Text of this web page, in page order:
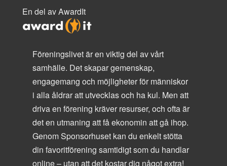
En del av AwardIt
Föreningslivet är en viktig del av vårt
samhälle. Det skapar gemenskap,
engagemang och möjligheter för människor
i alla åldrar att utvecklas och ha kul. Men att
driva en förening kräver resurser, och ofta är
det en utmaning att få ekonomin att gå ihop.
Genom Sponsorhuset kan du enkelt stötta
din favoritförening samtidigt som du handlar
online – utan att det kostar dig något extra!